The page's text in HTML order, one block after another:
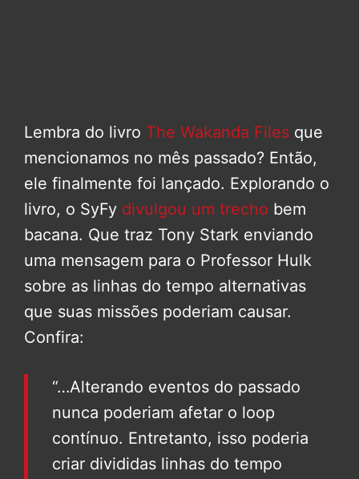
Lembra do livro The Wakanda Files que
mencionamos no mês passado? Então,
ele finalmente foi lançado. Explorando o
livro, o SyFy divulgou um trecho bem
bacana. Que traz Tony Stark enviando
uma mensagem para o Professor Hulk
sobre as linhas do tempo alternativas
que suas missões poderiam causar.
Confira:
“…Alterando eventos do passado
nunca poderiam afetar o loop
contínuo. Entretanto, isso poderia
criar divididas linhas do tempo